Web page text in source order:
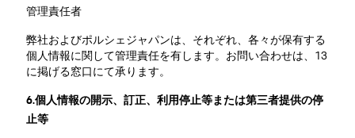
管理責任者
弊社およびポルシェジャパンは、それぞれ、各々が保有する
個人情報に関して管理責任を有します。お問い合わせは、13
に掲げる窓口にて承ります。
6.個人情報の開示、訂正、利用停止等または第三者提供の停
止等